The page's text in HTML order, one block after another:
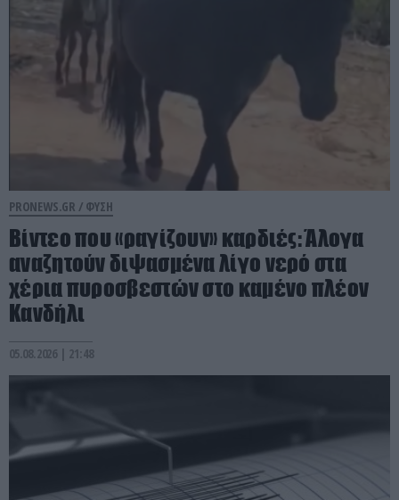
PRONEWS.GR / ΦΥΣΗ
Βίντεο που «ραγίζουν» καρδιές: Άλογα
αναζητούν διψασμένα λίγο νερό στα
χέρια πυροσβεστών στο καμένο πλέον
Κανδήλι
05.08.2026 | 21:48